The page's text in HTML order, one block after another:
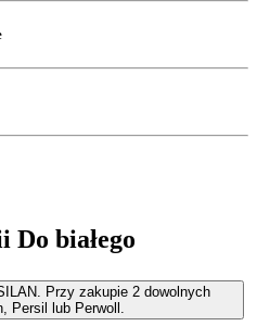
białego
Przy zakupie 2 dowolnych
Persil lub Perwoll.